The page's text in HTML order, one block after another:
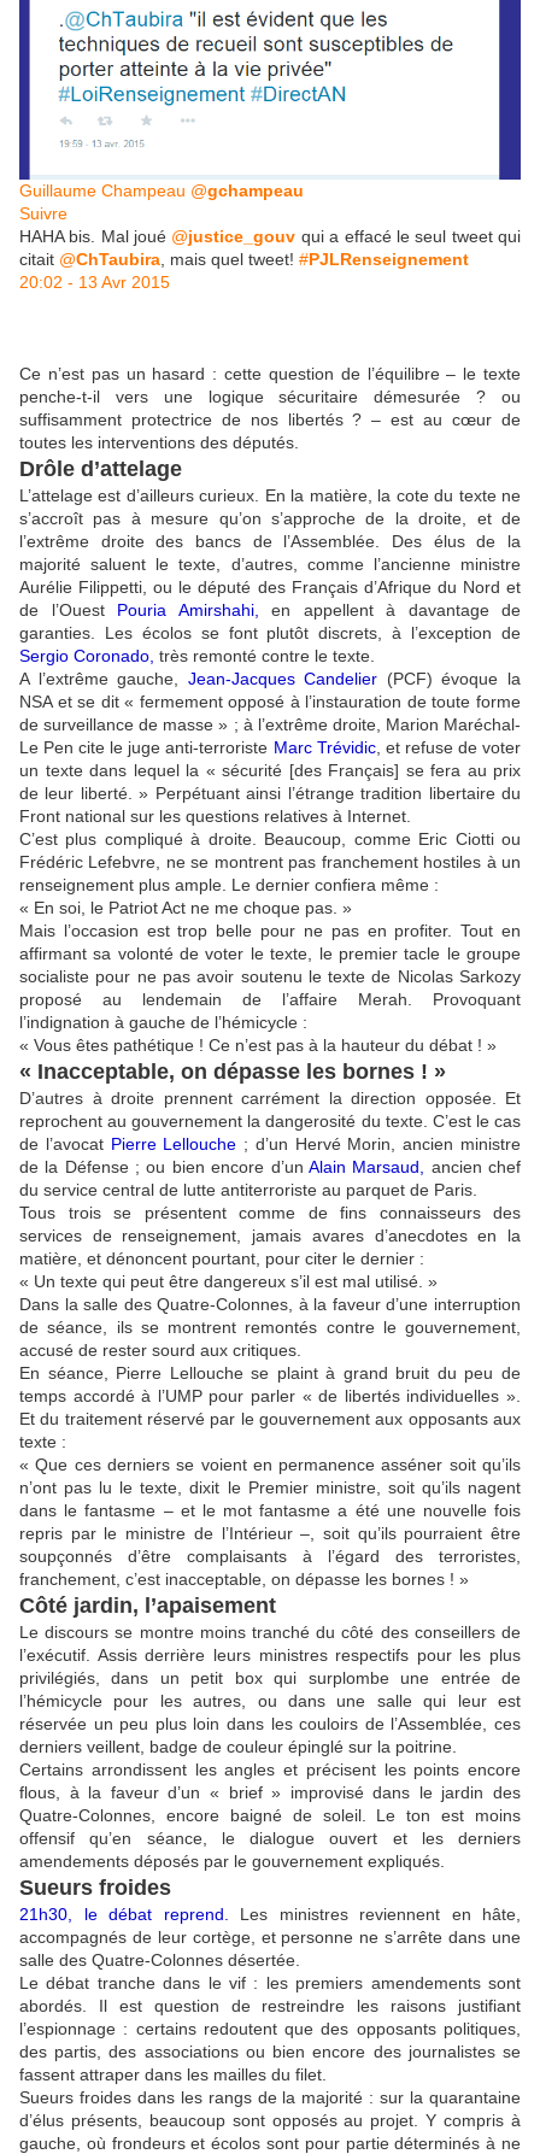
Guillaume Champeau @gchampeau
Suivre
HAHA bis. Mal joué @justice_gouv qui a effacé le seul tweet qui
citait @ChTaubira , mais quel tweet! #PJLRenseignement
20:02 - 13 Avr 2015
Ce n’est pas un hasard : cette question de l’équilibre – le texte
penche-t-il vers une logique sécuritaire démesurée ? ou
suffisamment protectrice de nos libertés ? – est au cœur de
toutes les interventions des députés.
Drôle d’attelage
L’attelage est d’ailleurs curieux. En la matière, la cote du texte ne
s’accroît pas à mesure qu’on s’approche de la droite, et de
l’extrême droite des bancs de l’Assemblée. Des élus de la
majorité saluent le texte, d’autres, comme l’ancienne ministre
Aurélie Filippetti, ou le député des Français d’Afrique du Nord et
de l’Ouest Pouria Amirshahi,
en appellent à davantage de
garanties. Les écolos se font plutôt discrets, à l’exception de
Sergio Coronado très remonté contre le texte.
A l’extrême gauche,
Jean-Jacques Candelier (PCF) évoque la
NSA et se dit « fermement opposé à l’instauration de toute forme
de surveillance de masse » ; à l’extrême droite, Marion Maréchal-
Le Pen cite le juge anti-terroriste Marc Trévidic, et refuse de voter
un texte dans lequel la « sécurité [des Français] se fera au prix
de leur liberté. » Perpétuant ainsi l’étrange tradition libertaire du
Front national sur les questions relatives à Internet.
C’est plus compliqué à droite. Beaucoup, comme Eric Ciotti ou
Frédéric Lefebvre, ne se montrent pas franchement hostiles à un
renseignement plus ample. Le dernier confiera même :
« En soi, le Patriot Act ne me choque pas. »
Mais l’occasion est trop belle pour ne pas en profiter. Tout en
affirmant sa volonté de voter le texte, le premier tacle le groupe
socialiste pour ne pas avoir soutenu le texte de Nicolas Sarkozy
proposé au lendemain de l’affaire Merah. Provoquant
l’indignation à gauche de l’hémicycle :
« Vous êtes pathétique ! Ce n’est pas à la hauteur du débat ! »
« Inacceptable, on dépasse les bornes ! »
D’autres à droite prennent carrément la direction opposée. Et
reprochent au gouvernement la dangerosité du texte. C’est le cas
de l’avocat Pierre Lellouche ; d’un Hervé Morin, ancien ministre
de la Défense ; ou bien encore d’un Alain Marsaud,
ancien chef
du service central de lutte antiterroriste au parquet de Paris.
Tous trois se présentent comme de fins connaisseurs des
services de renseignement, jamais avares d’anecdotes en la
matière, et dénoncent pourtant, pour citer le dernier :
« Un texte qui peut être dangereux s’il est mal utilisé. »
Dans la salle des Quatre-Colonnes, à la faveur d’une interruption
de séance, ils se montrent remontés contre le gouvernement,
accusé de rester sourd aux critiques.
En séance, Pierre Lellouche se plaint à grand bruit du peu de
temps accordé à l’UMP pour parler « de libertés individuelles ».
Et du traitement réservé par le gouvernement aux opposants aux
texte :
« Que ces derniers se voient en permanence asséner soit qu’ils
n’ont pas lu le texte, dixit le Premier ministre, soit qu’ils nagent
dans le fantasme – et le mot fantasme a été une nouvelle fois
repris par le ministre de l’Intérieur –, soit qu’ils pourraient être
soupçonnés d’être complaisants à l’égard des terroristes,
franchement, c’est inacceptable, on dépasse les bornes ! »
Côté jardin, l’apaisement
Le discours se montre moins tranché du côté des conseillers de
l’exécutif. Assis derrière leurs ministres respectifs pour les plus
privilégiés, dans un petit box qui surplombe une entrée de
l’hémicycle pour les autres, ou dans une salle qui leur est
réservée un peu plus loin dans les couloirs de l’Assemblée, ces
derniers veillent, badge de couleur épinglé sur la poitrine.
Certains arrondissent les angles et précisent les points encore
flous, à la faveur d’un « brief » improvisé dans le jardin des
Quatre-Colonnes, encore baigné de soleil. Le ton est moins
offensif qu’en séance, le dialogue ouvert et les derniers
amendements déposés par le gouvernement expliqués.
Sueurs froides
21h30, le débat reprend
Les ministres reviennent en hâte,
accompagnés de leur cortège, et personne ne s’arrête dans une
salle des Quatre-Colonnes désertée.
Le débat tranche dans le vif : les premiers amendements sont
abordés. Il est question de restreindre les raisons justifiant
l’espionnage : certains redoutent que des opposants politiques,
des partis, des associations ou bien encore des journalistes se
fassent attraper dans les mailles du filet.
Sueurs froides dans les rangs de la majorité : sur la quarantaine
d’élus présents, beaucoup sont opposés au projet. Y compris à
gauche, où frondeurs et écolos sont pour partie déterminés à ne